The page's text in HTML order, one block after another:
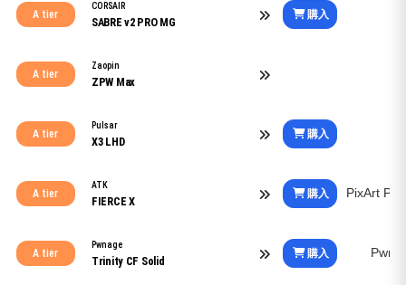
A tier
CORSAIR
SABRE v2 PRO MG
購入
A tier
Zaopin
ZPW Max
A tier
Pulsar
X3 LHD
購入
A tier
ATK
FIERCE X
購入 PixArt
A tier
Pwnage
Trinity CF Solid
購入